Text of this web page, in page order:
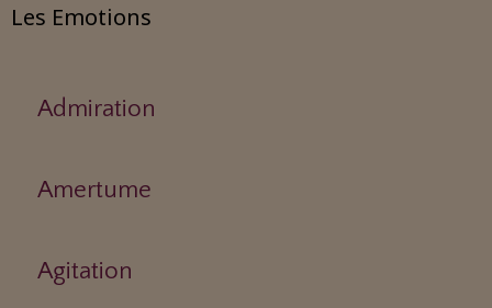
Les Emotions
Admiration
Amertume
Agitation